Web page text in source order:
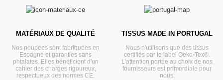
MATÉRIAUX DE QUALITÉ
Nos poupées sont fabriquées en
Espagne et garanties sans
phtalates. Elles bénéficient d'un
cahier des charges rigoureux,
respectueux des normes CE.
TISSUS MADE IN PORTUGAL
Nous n'utilisons que des tissus
certifiés par le label Oeko-Tex®.
L'attention portée au choix de nos
fournisseurs est primordiale pour
nous.